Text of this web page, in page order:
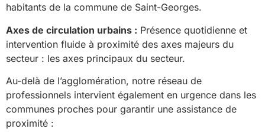
habitants de la commune de Saint-Georges.
Axes de circulation urbains : Présence quotidienne et
intervention fluide à proximité des axes majeurs du
secteur : les axes principaux du secteur.
Au-delà de l’agglomération, notre réseau de
professionnels intervient également en urgence dans les
communes proches pour garantir une assistance de
proximité :